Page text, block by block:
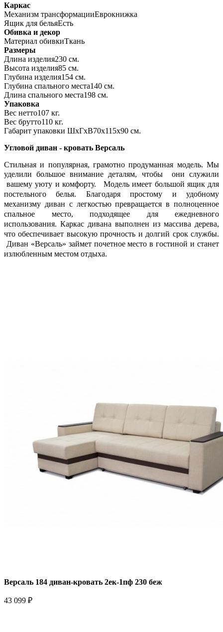
Каркас
Механизм трансформацииЕврокнижка
Ящик для бельяЕсть
Обивка и декор
Материал обивкиТкань
Размеры
Длина изделия230 см.
Высота изделия85 см.
Глубина изделия154 см.
Глубина спального места140 см.
Длина спального места198 см.
Упаковка
Вес нетто107 кг.
Вес брутто110 кг.
Габарит упаковки ШхГхВ70х115х90 см.
Угловой диван - кровать Версаль
Стильная и популярная, грамотно продуманная модель. Мы
уделили большое внимание деталям, чтобы они служили
вашему уюту и комфорту.
Модель имеет большой ящик для
постельного белья. Благодаря простому и удобному
механизму диван с легкостью превращается в полноценное
спальное место, подходящее для ежедневного
использования. Каркас дивана выполнен из массива дерева,
что обеспечивает высокую прочность и долгий срок службы.
Диван «Версаль» займет почетное место в гостиной и станет
излюбленным местом отдыха.
Версаль 184 диван-кровать 2ек-1пф 230 беж
43 099 ₽